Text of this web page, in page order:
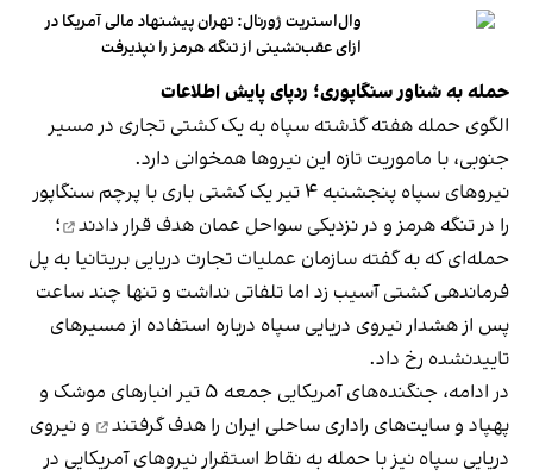
وال‌استریت ژورنال: تهران پیشنهاد مالی آمریکا در
ازای عقب‌نشینی از تنگه هرمز را نپذیرفت
حمله به شناور سنگاپوری؛ ردپای پایش اطلاعات
الگوی حمله هفته گذشته سپاه به یک کشتی تجاری در مسیر
جنوبی، با ماموریت تازه این نیروها همخوانی دارد.
نیروهای سپاه پنجشنبه ۴ تیر یک کشتی باری با پرچم سنگاپور
را در تنگه هرمز و در نزدیکی سواحل عمان هدف قرار دادند
؛
حمله‌ای که به گفته سازمان عملیات تجارت دریایی بریتانیا به پل
فرماندهی کشتی آسیب زد اما تلفاتی نداشت و تنها چند ساعت
پس از هشدار نیروی دریایی سپاه درباره استفاده از مسیرهای
تاییدنشده رخ داد.
در ادامه، جنگنده‌های آمریکایی جمعه ۵ تیر انبارهای موشک و
پهپاد و سایت‌های راداری ساحلی ایران را هدف گرفتند
و نیروی
دریایی سپاه نیز با حمله به نقاط استقرار نیروهای آمریکایی در